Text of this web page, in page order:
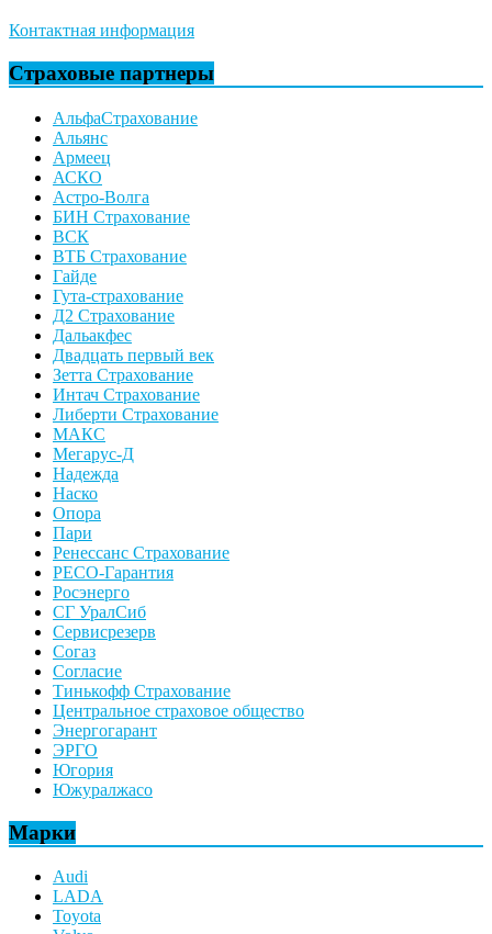
Контактная информация
Страховые партнеры
АльфаСтрахование
Альянс
Армеец
АСКО
Астро-Волга
БИН Страхование
ВСК
ВТБ Страхование
Гайде
Гута-страхование
Д2 Страхование
Дальакфес
Двадцать первый век
Зетта Страхование
Интач Страхование
Либерти Страхование
МАКС
Мегарус-Д
Надежда
Наско
Опора
Пари
Ренессанс Страхование
РЕСО-Гарантия
Росэнерго
СГ УралСиб
Сервисрезерв
Согаз
Согласие
Тинькофф Страхование
Центральное страховое общество
Энергогарант
ЭРГО
Югория
Южуралжасо
Марки
Audi
LADA
Toyota